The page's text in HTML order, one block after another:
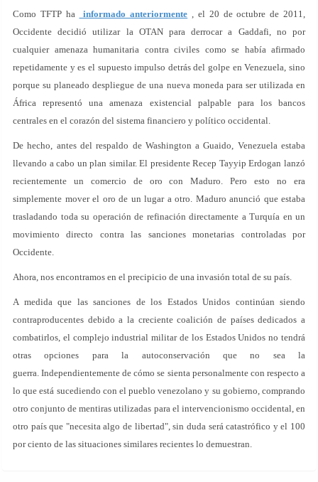
Como TFTP ha informado anteriormente , el 20 de octubre de 2011,
Occidente decidió utilizar la OTAN para derrocar a Gaddafi, no por
cualquier amenaza humanitaria contra civiles como se había afirmado
repetidamente y es el supuesto impulso detrás del golpe en Venezuela, sino
porque su planeado despliegue de una nueva moneda para ser utilizada en
África representó una amenaza existencial palpable para los bancos
centrales en el corazón del sistema financiero y político occidental.
De hecho, antes del respaldo de Washington a Guaido, Venezuela estaba
llevando a cabo un plan similar. El presidente Recep Tayyip Erdogan lanzó
recientemente un comercio de oro con Maduro. Pero esto no era
simplemente mover el oro de un lugar a otro. Maduro anunció que estaba
trasladando toda su operación de refinación directamente a Turquía en un
movimiento directo contra las sanciones monetarias controladas por
Occidente.
Ahora, nos encontramos en el precipicio de una invasión total de su país.
A medida que las sanciones de los Estados Unidos continúan siendo
contraproducentes debido a la creciente coalición de países dedicados a
combatirlos, el complejo industrial militar de los Estados Unidos no tendrá
otras opciones para la autoconservación que no sea la
guerra. Independientemente de cómo se sienta personalmente con respecto a
lo que está sucediendo con el pueblo venezolano y su gobierno, comprando
otro conjunto de mentiras utilizadas para el intervencionismo occidental, en
otro país que "necesita algo de libertad", sin duda será catastrófico y el 100
por ciento de las situaciones similares recientes lo demuestran.